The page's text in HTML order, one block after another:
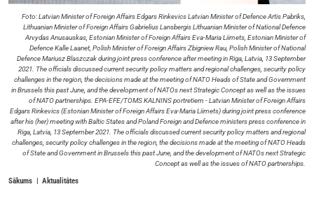
Foto: Latvian Minister of Foreign Affairs Edgars Rinkevics Latvian Minister of Defence Artis Pabriks,
Lithuanian Minister of Foreign Affairs Gabrielius Lansbergis Lithuanian Minister of National Defence
Arvydas Anusauskas, Estonian Minister of Foreign Affairs Eva-Maria Liimets, Estonian Minister of
Defence Kalle Laanet, Polish Minister of Foreign Affairs Zbigniew Rau, Polish Minister of National
Defence Mariusz Blaszczak during joint press conference after meeting in Riga, Latvia, 13 September
2021. The officials discussed current security policy matters and regional challenges, security policy
challenges in the region, the decisions made at the meeting of NATO Heads of State and Government
in Brussels this past June, and the development of NATOs next Strategic Concept as well as the issues
of NATO partnerships. EPA-EFE/TOMS KALNINS portretiem - Latvian Minister of Foreign Affairs
Edgars Rinkevics (Estonian Minister of Foreign Affairs Eva-Maria Liimets) during joint press conference
after his (her) meeting with Baltic States and Poland Foreign and Defence ministers press conference in
Riga, Latvia, 13 September 2021. The officials discussed current security policy matters and regional
challenges, security policy challenges in the region, the decisions made at the meeting of NATO Heads
of State and Government in Brussels this past June, and the development of NATOs next Strategic
Concept as well as the issues of NATO partnerships.
Sākums Aktualitātes